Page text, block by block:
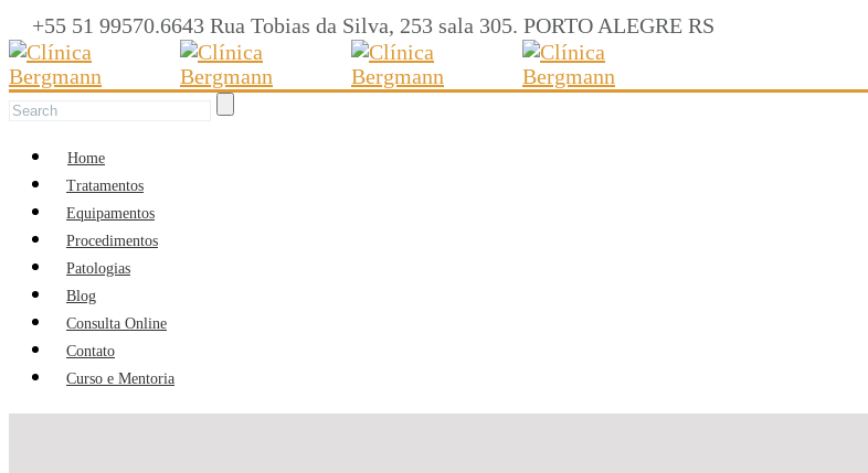
+55 51 99570.6643 Rua Tobias da Silva, 253 sala 305. PORTO ALEGRE RS
Home
Tratamentos
Equipamentos
Procedimentos
Patologias
Blog
Consulta Online
Contato
Curso e Mentoria